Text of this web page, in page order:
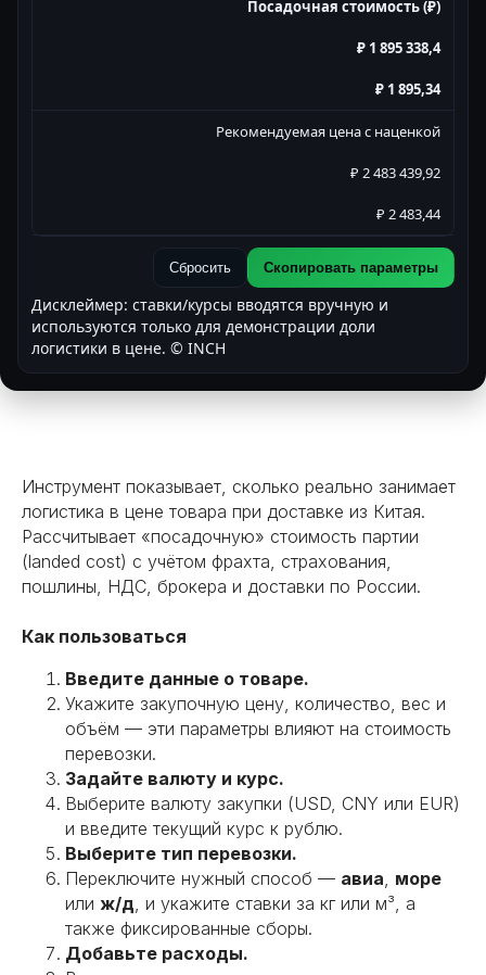
Посадочная стоимость (₽)
₽ 1 895 338,4
₽ 1 895,34
Рекомендуемая цена с наценкой
₽ 2 483 439,92
₽ 2 483,44
Сбросить Скопировать параметры
Дисклеймер: ставки/курсы вводятся вручную и
используются только для демонстрации доли
логистики в цене. © INCH
Инструмент показывает, сколько реально занимает
логистика в цене товара при доставке из Китая.
Рассчитывает «посадочную» стоимость партии
(landed cost) с учётом фрахта, страхования,
пошлины, НДС, брокера и доставки по России.
Как пользоваться
Введите данные о товаре.
Укажите закупочную цену, количество, вес и
объём — эти параметры влияют на стоимость
перевозки.
Задайте валюту и курс.
Выберите валюту закупки (USD, CNY или EUR)
и введите текущий курс к рублю.
Выберите тип перевозки.
Переключите нужный способ — авиа, море
или ж/д, и укажите ставки за кг или м³, а
также фиксированные сборы.
Добавьте расходы.
Предлагаем полный комплекс услуг
«под ключ» или сотрудничество в
рамках конкретной задачи. Решения
зависят от того, какие задачи стоят
перед вашим бизнесом сейчас.
Наши услуги в
Китае